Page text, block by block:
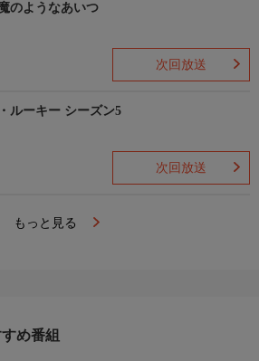
のようなあいつ
次回放送
ルーキー シーズン5
次回放送
もっと見る
め番組